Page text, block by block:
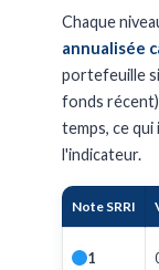
Chaque
annualisée
portefeuille
fonds
temps, ce qui
l'indicateur.
Note SRRI
1